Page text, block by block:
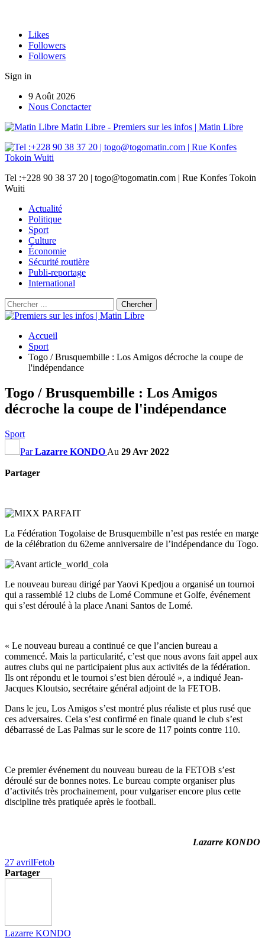
Likes
Followers
Followers
Sign in
9 Août 2026
Nous Conctacter
Matin Libre - Premiers sur les infos | Matin Libre
Tel :+228 90 38 37 20 | togo@togomatin.com | Rue Konfes Tokoin
Wuiti
Actualité
Politique
Sport
Culture
Économie
Sécurité routière
Publi-reportage
International
Accueil
Sport
Togo / Brusquembille : Los Amigos décroche la coupe de
l'indépendance
Togo / Brusquembille : Los Amigos
décroche la coupe de l'indépendance
Sport
ParLazarre KONDO Au 29 Avr 2022
Partager
La Fédération Togolaise de Brusquembille n’est pas restée en marge
de la célébration du 62eme anniversaire de l’indépendance du Togo.
Le nouveau bureau dirigé par Yaovi Kpedjou a organisé un tournoi
qui a rassemblé 12 clubs de Lomé Commune et Golfe, événement
qui s’est déroulé à la place Anani Santos de Lomé.
« Le nouveau bureau a continué ce que l’ancien bureau a
commencé. Mais la particularité, c’est que nous avons fait appel aux
autres clubs qui ne participaient plus aux activités de la fédération.
Ils ont répondu et le tournoi s’est bien déroulé », a indiqué Jean-
Jacques Kloutsio, secrétaire général adjoint de la FETOB.
Dans le jeu, Los Amigos s’est montré plus réaliste et plus rusé que
ces adversaires. Cela s’est confirmé en finale quand le club s’est
débarrassé de Las Palmas sur le score de 117 points contre 110.
Ce premier événement du nouveau bureau de la FETOB s’est
déroulé sur de bonnes notes. Le bureau compte organiser plus
d’activités très prochainement, pour vulgariser encore plus cette
discipline très pratiquée après le football.
Lazarre KONDO
27 avrilFetob
Partager
Lazarre KONDO